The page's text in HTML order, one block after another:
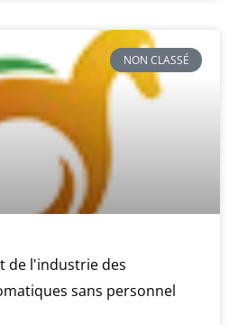
NON CLASSÉ
de l'industrie des
sans personnel